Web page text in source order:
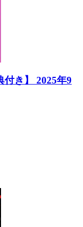
き】 2025年9